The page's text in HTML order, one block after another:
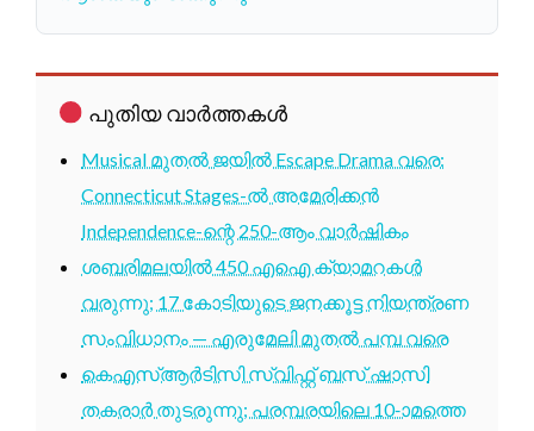
പുതിയ വാർത്തകൾ
Musical മുതൽ ജയിൽ Escape Drama വരെ:
Connecticut Stages-ൽ അമേരിക്കൻ
Independence-ന്റെ 250-ആം വാർഷികം
ശബരിമലയിൽ 450 എഐ ക്യാമറകൾ
വരുന്നു; 17 കോടിയുടെ ജനക്കൂട്ട നിയന്ത്രണ
സംവിധാനം — എരുമേലി മുതൽ പമ്പ വരെ
കെഎസ്ആർടിസി സ്വിഫ്റ്റ് ബസ് ഷാസി
തകരാർ തുടരുന്നു; പരമ്പരയിലെ 10-ാമത്തെ